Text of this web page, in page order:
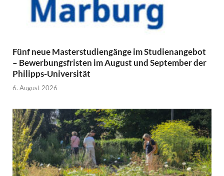
Fünf neue Masterstudiengänge im Studienangebot
– Bewerbungsfristen im August und September der
Philipps-Universität
6. August 2026